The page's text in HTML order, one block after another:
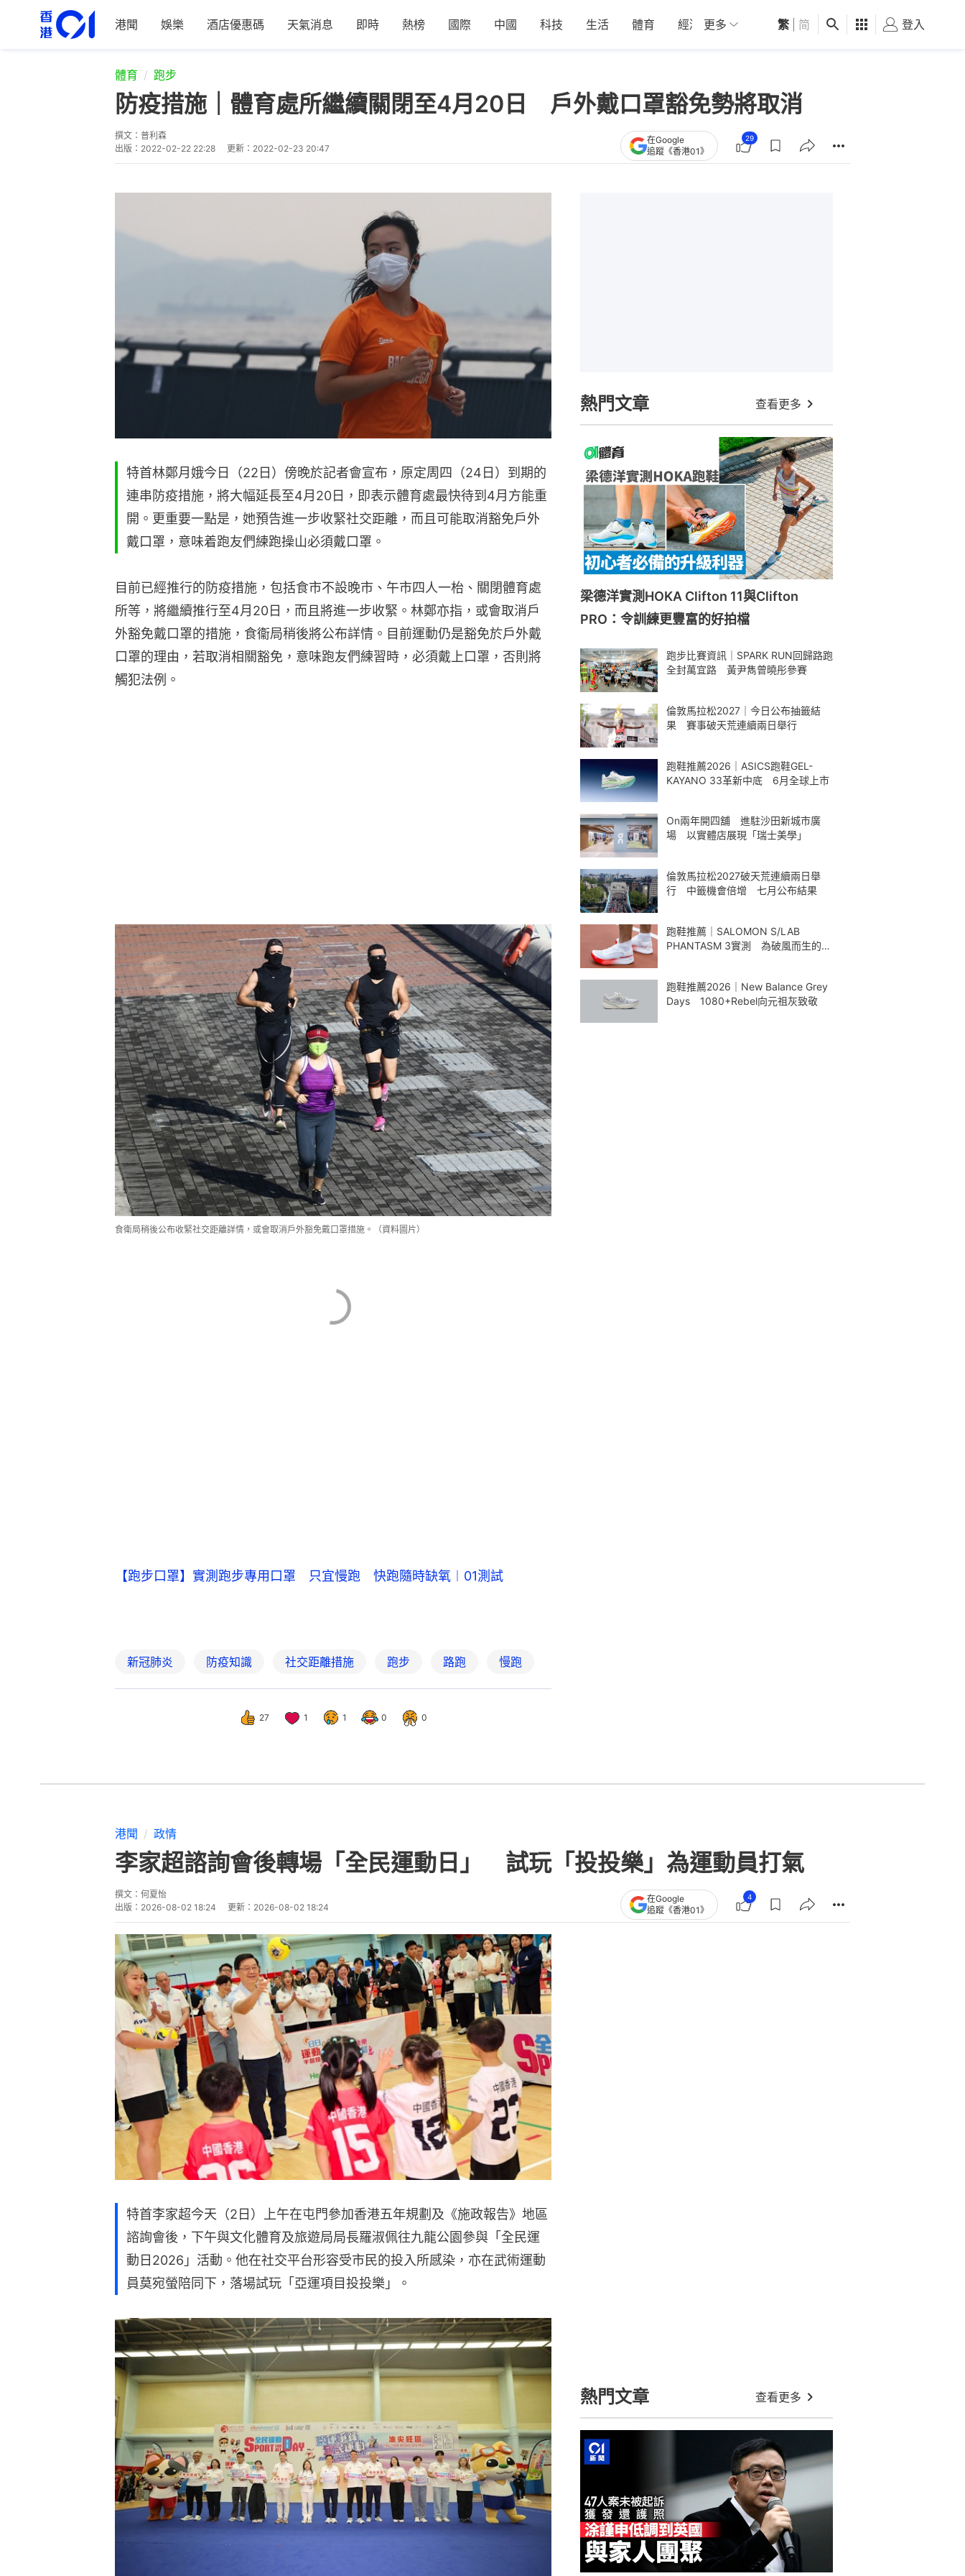
港聞 娛樂 酒店優惠碼 天氣消息 即時 熱榜 國際 中國 科技 生活 體育 經濟 01深圳 觀點 健康 好食玩飛
更多 繁 简 登入
體育 跑步
防疫措施｜體育處所繼續關閉至4月20日 戶外戴口罩豁免勢將取消
撰文： 普利森
出版： 2022-02-22 22:28 更新： 2022-02-23 20:47
在Google
追蹤《香港01》
29
特首林鄭月娥今日（22日）傍晚於記者會宣布，原定周四（24日）到期的
連串防疫措施，將大幅延長至4月20日，即表示體育處最快待到4月方能重
開。更重要一點是，她預告進一步收緊社交距離，而且可能取消豁免戶外
戴口罩，意味着跑友們練跑操山必須戴口罩。
目前已經推行的防疫措施，包括食市不設晚市、午市四人一枱、關閉體育處
所等，將繼續推行至4月20日，而且將進一步收緊。林鄭亦指，或會取消戶
外豁免戴口罩的措施，食衞局稍後將公布詳情。目前運動仍是豁免於戶外戴
口罩的理由，若取消相關豁免，意味跑友們練習時，必須戴上口罩，否則將
觸犯法例。
食衛局稍後公布收緊社交距離詳情，或會取消戶外豁免戴口罩措施。（資料圖片）
【跑步口罩】實測跑步專用口罩 只宜慢跑 快跑隨時缺氧︱01測試
新冠肺炎 防疫知識 社交距離措施 跑步 路跑 慢跑
27 1 1 0 0
熱門文章 查看更多
梁德洋實測HOKA Clifton 11與Clifton
PRO：令訓練更豐富的好拍檔
跑步比賽資訊｜SPARK RUN回歸路跑
全封萬宜路 黃尹雋曾曉彤參賽
倫敦馬拉松2027｜今日公布抽籤結
果 賽事破天荒連續兩日舉行
跑鞋推薦2026｜ASICS跑鞋GEL-
KAYANO 33革新中底 6月全球上市
On兩年開四舖 進駐沙田新城市廣
場 以實體店展現「瑞士美學」
倫敦馬拉松2027破天荒連續兩日舉
行 中籤機會倍增 七月公布結果
跑鞋推薦｜SALOMON S/LAB
PHANTASM 3實測 為破風而生的碳
跑鞋推薦2026｜New Balance Grey
Days 1080+Rebel向元祖灰致敬
港聞 政情
李家超諮詢會後轉場「全民運動日」 試玩「投投樂」為運動員打氣
撰文： 何夏怡
出版： 2026-08-02 18:24 更新： 2026-08-02 18:24
在Google
追蹤《香港01》
4
特首李家超今天（2日）上午在屯門參加香港五年規劃及《施政報告》地區
諮詢會後，下午與文化體育及旅遊局局長羅淑佩往九龍公園參與「全民運
動日2026」活動。他在社交平台形容受市民的投入所感染，亦在武術運動
員莫宛螢陪同下，落場試玩「亞運項目投投樂」。
熱門文章 查看更多